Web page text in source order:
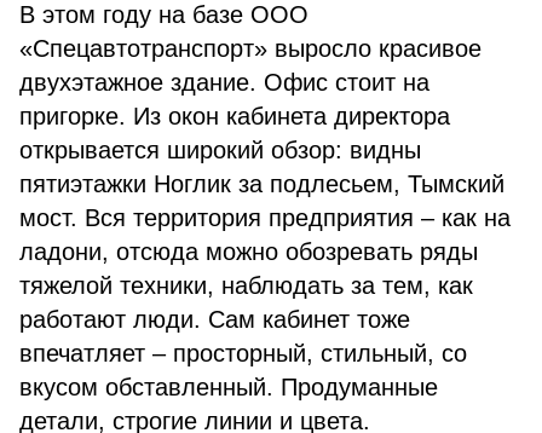
В этом году на базе ООО
«Спецавтотранспорт» выросло красивое
двухэтажное здание. Офис стоит на
пригорке. Из окон кабинета директора
открывается широкий обзор: видны
пятиэтажки Ноглик за подлесьем, Тымский
мост. Вся территория предприятия – как на
ладони, отсюда можно обозревать ряды
тяжелой техники, наблюдать за тем, как
работают люди. Сам кабинет тоже
впечатляет – просторный, стильный, со
вкусом обставленный. Продуманные
детали, строгие линии и цвета.